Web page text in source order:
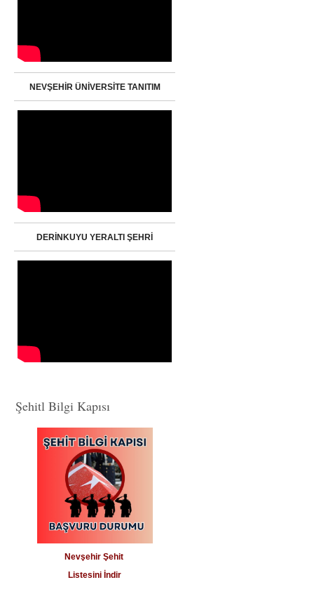
NEVŞEHİR ÜNİVERSİTE TANITIM
DERİNKUYU YERALTI ŞEHRİ
Şehitl Bilgi Kapısı
Nevşehir Şehit
Listesini İndir